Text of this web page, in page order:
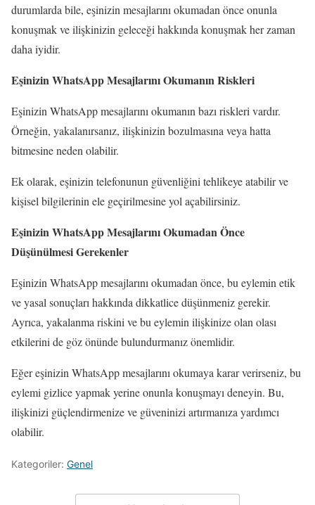
durumlarda bile, eşinizin mesajlarını okumadan önce onunla
konuşmak ve ilişkinizin geleceği hakkında konuşmak her zaman
daha iyidir.
Eşinizin WhatsApp Mesajlarını Okumanın Riskleri
Eşinizin WhatsApp mesajlarını okumanın bazı riskleri vardır.
Örneğin, yakalanırsanız, ilişkinizin bozulmasına veya hatta
bitmesine neden olabilir.
Ek olarak, eşinizin telefonunun güvenliğini tehlikeye atabilir ve
kişisel bilgilerinin ele geçirilmesine yol açabilirsiniz.
Eşinizin WhatsApp Mesajlarını Okumadan Önce
Düşünülmesi Gerekenler
Eşinizin WhatsApp mesajlarını okumadan önce, bu eylemin etik
ve yasal sonuçları hakkında dikkatlice düşünmeniz gerekir.
Ayrıca, yakalanma riskini ve bu eylemin ilişkinize olan olası
etkilerini de göz önünde bulundurmanız önemlidir.
Eğer eşinizin WhatsApp mesajlarını okumaya karar verirseniz, bu
eylemi gizlice yapmak yerine onunla konuşmayı deneyin. Bu,
ilişkinizi güçlendirmenize ve güveninizi artırmanıza yardımcı
olabilir.
Kategoriler: Genel